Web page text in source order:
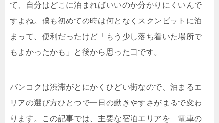
て、自分はどこに泊まればいいのか分かりにくいんで
すよね。僕も初めての時は何となくスクンビットに泊
まって、便利だったけど「もう少し落ち着いた場所で
もよかったかも」と後から思った口です。
バンコクは渋滞がとにかくひどい街なので、泊まるエ
リアの選び方ひとつで一日の動きやすさがまるで変わ
ります。この記事では、主要な宿泊エリアを「電車の